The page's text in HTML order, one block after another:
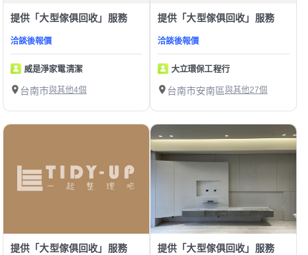
提供「大型傢俱回收」服務
洽談後報價
威是淨家電清潔
台南市與其他4個
提供「大型傢俱回收」服務
洽談後報價
大立環保工程行
台南市安南區與其他27個
提供「大型傢俱回收」服務 提供「大型傢俱回收」服務